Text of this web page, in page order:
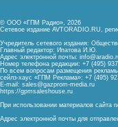
© ООО «ГПМ Радио», 2026
Сетевое издание AVTORADIO.RU,
Учредитель сетевого издания:
Главный редактор: Ипатова И.Ю.
Адрес электронной почты:
Номер телефона редакции: +7 (495)
По всем вопросам размещения
сейлз-хаус «ГПМ Реклама»: +7 (495)
E-mail: sales@gazprom-media.ru
https://gpmsaleshouse.ru
При использовании материалов сайта
Адрес электронной почты для